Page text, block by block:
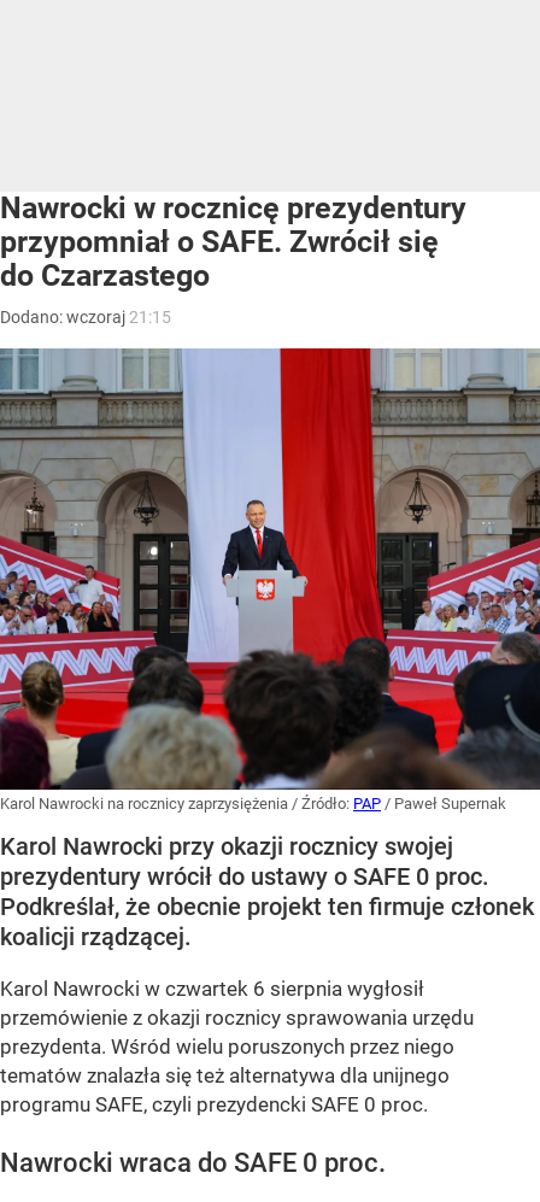
Nawrocki w rocznicę prezydentury
przypomniał o SAFE. Zwrócił się
do Czarzastego
Dodano:wczoraj 21:15
Karol Nawrocki na rocznicy zaprzysiężenia / Źródło: PAP / Paweł Supernak
Karol Nawrocki przy okazji rocznicy swojej
prezydentury wrócił do ustawy o SAFE 0 proc.
Podkreślał, że obecnie projekt ten firmuje członek
koalicji rządzącej.
Karol Nawrocki w czwartek 6 sierpnia wygłosił
przemówienie z okazji rocznicy sprawowania urzędu
prezydenta. Wśród wielu poruszonych przez niego
tematów znalazła się też alternatywa dla unijnego
programu SAFE, czyli prezydencki SAFE 0 proc.
Nawrocki wraca do SAFE 0 proc.